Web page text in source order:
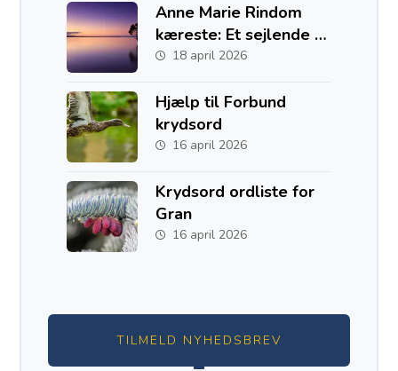
Anne Marie Rindom
kæreste: Et sejlende liv
med to hjem i Danmark
18 april 2026
Hjælp til Forbund
krydsord
16 april 2026
Krydsord ordliste for
Gran
16 april 2026
TILMELD NYHEDSBREV